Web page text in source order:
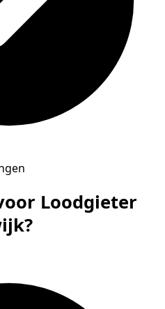
Loodgieter